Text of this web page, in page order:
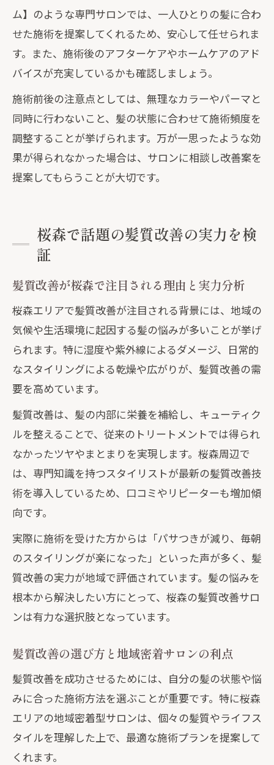
ム】のような専門サロンでは、一人ひとりの髪に合わ
せた施術を提案してくれるため、安心して任せられま
す。また、施術後のアフターケアやホームケアのアド
バイスが充実しているかも確認しましょう。
施術前後の注意点としては、無理なカラーやパーマと
同時に行わないこと、髪の状態に合わせて施術頻度を
調整することが挙げられます。万が一思ったような効
果が得られなかった場合は、サロンに相談し改善案を
提案してもらうことが大切です。
桜森で話題の髪質改善の実力を検
証
髪質改善が桜森で注目される理由と実力分析
桜森エリアで髪質改善が注目される背景には、地域の
気候や生活環境に起因する髪の悩みが多いことが挙げ
られます。特に湿度や紫外線によるダメージ、日常的
なスタイリングによる乾燥や広がりが、髪質改善の需
要を高めています。
髪質改善は、髪の内部に栄養を補給し、キューティク
ルを整えることで、従来のトリートメントでは得られ
なかったツヤやまとまりを実現します。桜森周辺で
は、専門知識を持つスタイリストが最新の髪質改善技
術を導入しているため、口コミやリピーターも増加傾
向です。
実際に施術を受けた方からは「パサつきが減り、毎朝
のスタイリングが楽になった」といった声が多く、髪
質改善の実力が地域で評価されています。髪の悩みを
根本から解決したい方にとって、桜森の髪質改善サロ
ンは有力な選択肢となっています。
髪質改善の選び方と地域密着サロンの利点
髪質改善を成功させるためには、自分の髪の状態や悩
みに合った施術方法を選ぶことが重要です。特に桜森
エリアの地域密着型サロンは、個々の髪質やライフス
タイルを理解した上で、最適な施術プランを提案して
くれます。